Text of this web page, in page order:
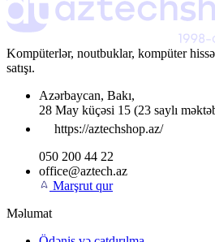
Kompüterlər, noutbuklar, kompüter
satışı.
Azərbaycan, Bakı,
28 May küçəsi 15 (23 saylı
https://aztechshop.az/
050 200 44 22
office@aztech.az
Marşrut qur
Məlumat